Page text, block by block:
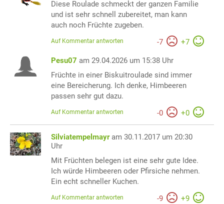
Diese Roulade schmeckt der ganzen Familie
und ist sehr schnell zubereitet, man kann
auch noch Früchte zugeben.
-7 +7
Auf Kommentar antworten
Pesu07 am 29.04.2026 um 15:38 Uhr
Früchte in einer Biskuitroulade sind immer
eine Bereicherung. Ich denke, Himbeeren
passen sehr gut dazu.
-0 +0
Auf Kommentar antworten
Silviatempelmayr am 30.11.2017 um 20:30
Uhr
Mit Früchten belegen ist eine sehr gute Idee.
Ich würde Himbeeren oder Pfirsiche nehmen.
Ein echt schneller Kuchen.
-9 +9
Auf Kommentar antworten